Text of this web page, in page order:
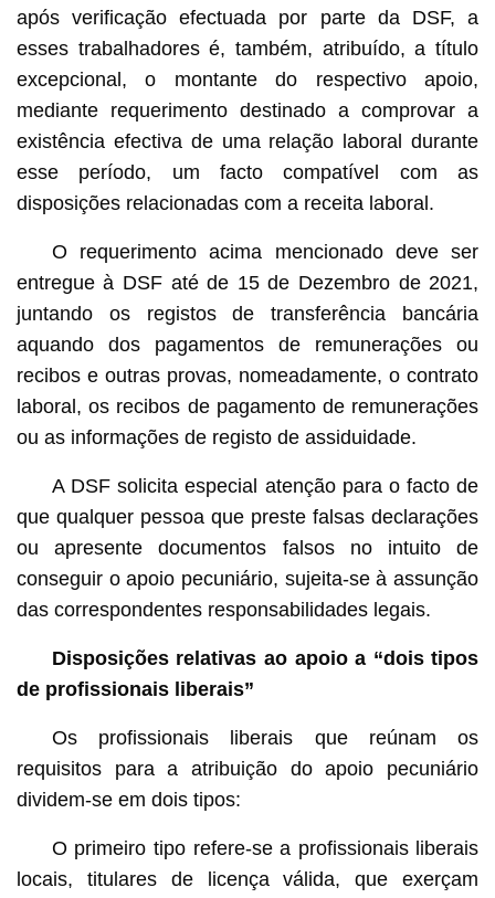
após verificação efectuada por parte da DSF, a
esses trabalhadores é, também, atribuído, a título
excepcional, o montante do respectivo apoio,
mediante requerimento destinado a comprovar a
existência efectiva de uma relação laboral durante
esse período, um facto compatível com as
disposições relacionadas com a receita laboral.
O requerimento acima mencionado deve ser
entregue à DSF até de 15 de Dezembro de 2021,
juntando os registos de transferência bancária
aquando dos pagamentos de remunerações ou
recibos e outras provas, nomeadamente, o contrato
laboral, os recibos de pagamento de remunerações
ou as informações de registo de assiduidade.
A DSF solicita especial atenção para o facto de
que qualquer pessoa que preste falsas declarações
ou apresente documentos falsos no intuito de
conseguir o apoio pecuniário, sujeita-se à assunção
das correspondentes responsabilidades legais.
Disposições relativas ao apoio a “dois tipos
de profissionais liberais”
Os profissionais liberais que reúnam os
requisitos para a atribuição do apoio pecuniário
dividem-se em dois tipos:
O primeiro tipo refere-se a profissionais liberais
locais, titulares de licença válida, que exerçam